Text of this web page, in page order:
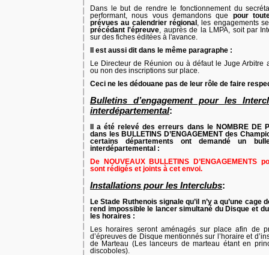
Dans le but de rendre le fonctionnement du
performant, nous vous demandons que pour
prévues au calendrier régional
, les engagements
précédant l'épreuve , auprès de la LMPA, soit par
sur des fiches éditées à l'avance.
Il est aussi dit dans le même paragraphe :
Le Directeur de Réunion ou à défaut le Juge Arbitre
ou non des inscriptions sur place.
Ceci ne les dédouane pas de leur rôle de faire
Bulletins d’engagement pour les
interdépartemental:
Il a été relevé des erreurs dans le NOMBRE DE
dans les BULLETINS D’ENGAGEMENT des
certains départements ont demandé un
interdépartemental :
De NOUVEAUX BULLETINS D’ENGAGEMENTS
sont rédigés et joints à cet envoi.
Installations pour les Interclubs:
Le Stade Ruthenois signale qu’il n’y a qu’une
rend impossible le lancer simultané du Disque et
les horaires :
Les horaires seront aménagés sur place afin de
d’épreuves de Disque mentionnés sur l’horaire et
de Marteau (Les lanceurs de marteau étant en
discoboles).